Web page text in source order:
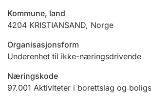
Andre tema
Kommune, land
4204 KRISTIANSAND, Norge
Organisasjonsform
Underenhet til ikke-næringsdrivende
Næringskode
97.001 Aktiviteter i borettslag og